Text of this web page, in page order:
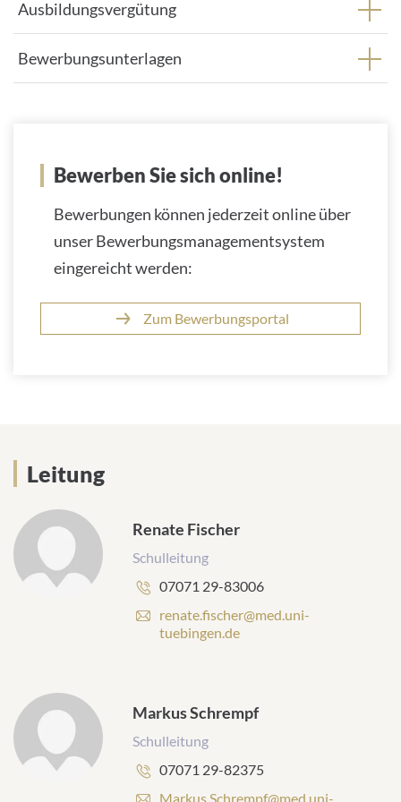
Ausbildungsvergütung
Bewerbungsunterlagen
Bewerben Sie sich online!
Bewerbungen können jederzeit online über
unser Bewerbungsmanagementsystem
eingereicht werden:
Zum Bewerbungsportal
Leitung
Leitung
Renate Fischer
Schulleitung
Telefonnummer:
07071 29-83006
E
-
-
A
r
e
renate.fischer@med.uni-
tuebingen.de
Markus Schrempf
Schulleitung
Telefonnummer:
07071 29-82375
E
Markus.Schrempf@med.uni-